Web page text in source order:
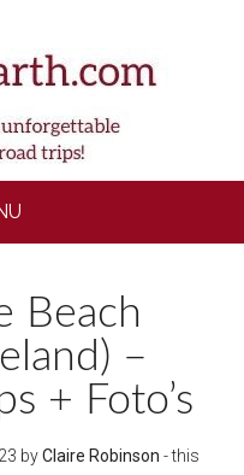
Beach
–
+ Foto’s
byClaire Robinson - this